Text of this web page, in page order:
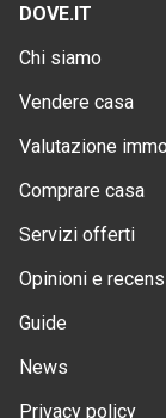
DOVE.IT
Chi siamo
Vendere casa
Valutazione
Comprare casa
Servizi offerti
Opinioni e
Guide
News
Privacy policy